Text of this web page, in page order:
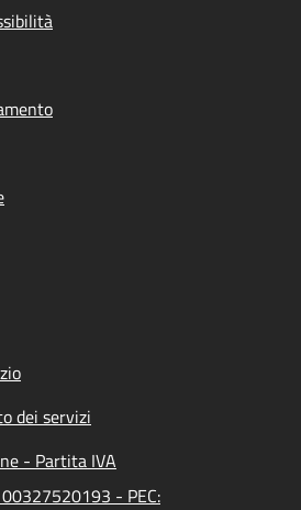
dei servizi
- Partita IVA
- PEC: